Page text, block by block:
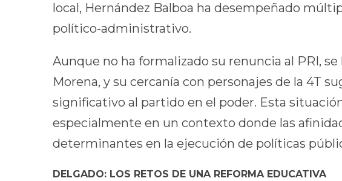
local, Hernández Balboa ha desempeñado
político-administrativo.
Aunque no ha formalizado su renuncia al PRI,
Morena, y su cercanía con personajes de la 4T
significativo al partido en el poder. Esta
especialmente en un contexto donde las
determinantes en la ejecución de políticas
DELGADO: LOS RETOS DE UNA REFORMA EDUCATIVA